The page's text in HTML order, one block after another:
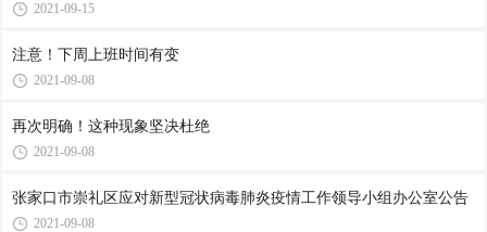
2021-09-15
注意！下周上班时间有变
2021-09-08
再次明确！这种现象坚决杜绝
2021-09-08
张家口市崇礼区应对新型冠状病毒肺炎疫情工作领导小组办公室公告
2021-09-08